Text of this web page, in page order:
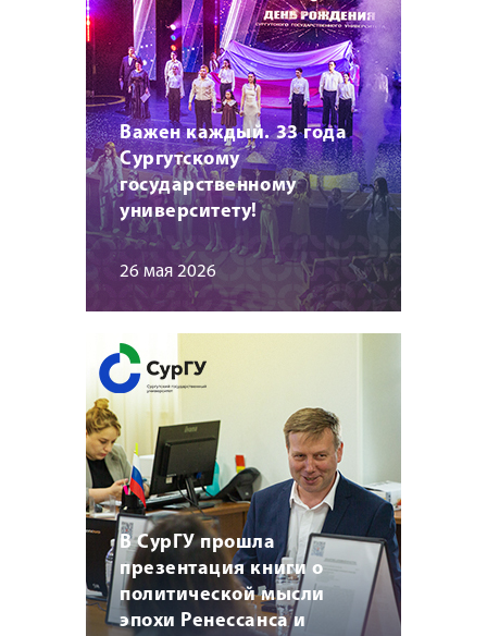
Важен каждый. 33 года
Сургутскому
государственному
университету!
26 мая 2026
В СурГУ прошла
презентация книги о
политической мысли
эпохи Ренессанса и